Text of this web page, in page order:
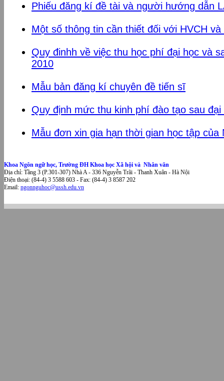
Phiếu đăng kí đề tài và người hướng dẫn
Một số thông tin cần thiết đối với HVCH
Quy đinhh về việc thu học phí đại học và
2010
Mẫu bản đăng kí chuyên đề tiến sĩ
Quy định mức thu kinh phí đào tạo sau đại
Mẫu đơn xin gia hạn thời gian học tập của
Khoa Ngôn ngữ học, Trường ĐH Khoa học Xã hội và Nhân văn
Địa chỉ: Tầng 3 (P.301-307) Nhà A - 336 Nguyễn Trãi - Thanh Xuân - Hà Nội
Điện thoại: (84-4) 3 5588 603 - Fax: (84-4) 3 8587 202
Email: ngonnguhoc@ussh.edu.vn